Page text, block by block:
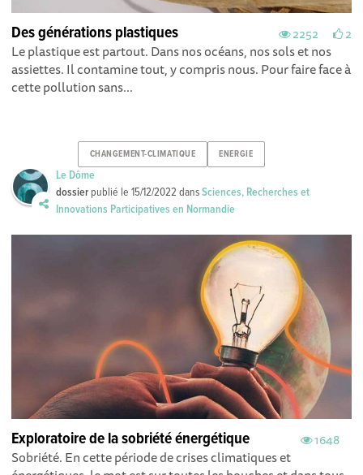
2252 2
Des générations plastiques
Le plastique est partout. Dans nos océans, nos sols et nos
assiettes. Il contamine tout, y compris nous. Pour faire face à
cette pollution sans...
CHANGEMENT-CLIMATIQUE ENERGIE
Le Dôme
dossier publié le15/12/2022 dansSciences, Recherches et
Innovations Participatives en Normandie
1648
Exploratoire de la sobriété énergétique
Sobriété. En cette période de crises climatiques et